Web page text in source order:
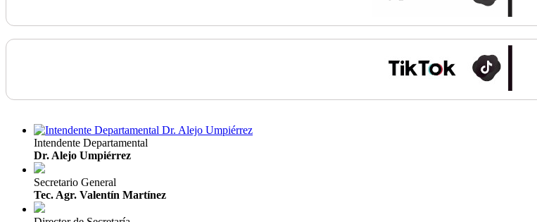
Intendente Departamental
Dr. Alejo Umpiérrez
Secretario General
Tec. Agr. Valentín Martínez